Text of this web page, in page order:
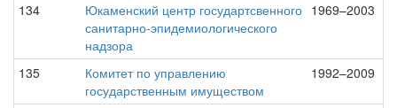
134
Юкаменский центр государтсвенного
санитарно-эпидемиологического
надзора
1969–2003
135
Комитет по управлению
государственным имуществом
1992–2009